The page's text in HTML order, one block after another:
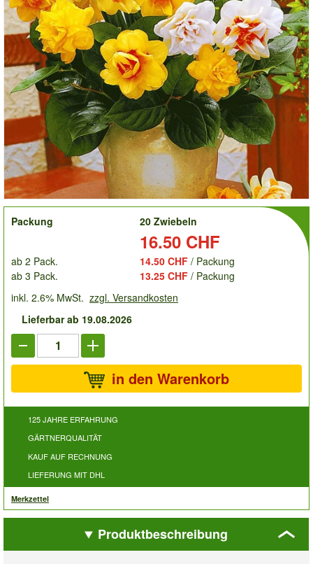
order
Packung
20 Zwiebeln
16.50 CHF
ab 2 Pack. 14.50 CHF / Packung
ab 3 Pack.
13.25 CHF / Packung
inkl. 2.6% MwSt. zzgl. Versandkosten
Lieferbar ab 19.08.2026
in den Warenkorb
125 JAHRE ERFAHRUNG
GÄRTNERQUALITÄT
KAUF AUF RECHNUNG
LIEFERUNG MIT DHL
Merkzettel
Produktbeschreibung